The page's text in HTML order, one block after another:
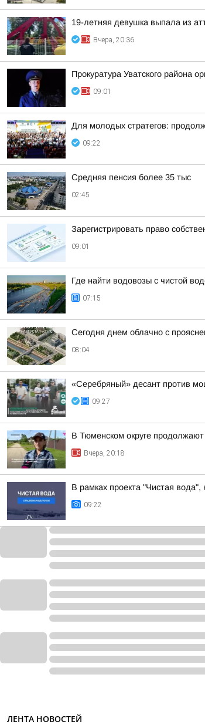
19-летняя девушка выпала из
Вчера, 20:36
Прокуратура Уватского района
09:01
Для молодых стратегов:
09:22
Средняя пенсия более 35 тыс
02:45
Зарегистрировать право
09:01
Где найти водовозы с чистой
07:15
Сегодня днем облачно с
08:04
«Серебряный» десант против
09:27
В Тюменском округе продолжают
Вчера, 20:18
В рамках проекта "Чистая
09:22
ЛЕНТА НОВОСТЕЙ